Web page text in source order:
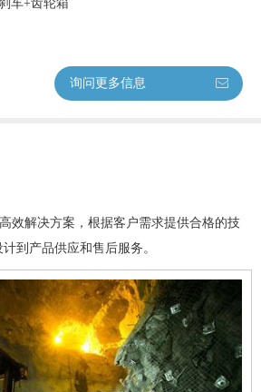
车+齿轮箱
询问更多信息 ꂘ
效解决方案，根据客户需求提供合格的技
到产品供应和售后服务。